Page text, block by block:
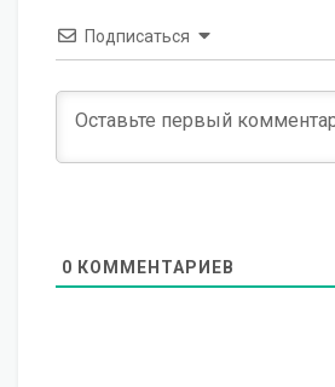
Подписаться
0 КОММЕНТАРИЕВ